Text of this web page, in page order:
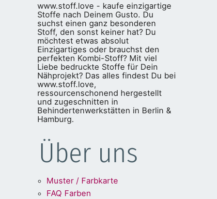
www.stoff.love - kaufe einzigartige
Stoffe nach Deinem Gusto. Du
suchst einen ganz besonderen
Stoff, den sonst keiner hat? Du
möchtest etwas absolut
Einzigartiges oder brauchst den
perfekten Kombi-Stoff? Mit viel
Liebe bedruckte Stoffe für Dein
Nähprojekt? Das alles findest Du bei
www.stoff.love,
ressourcenschonend hergestellt
und zugeschnitten in
Behindertenwerkstätten in Berlin &
Hamburg.
Über uns
Muster / Farbkarte
FAQ Farben